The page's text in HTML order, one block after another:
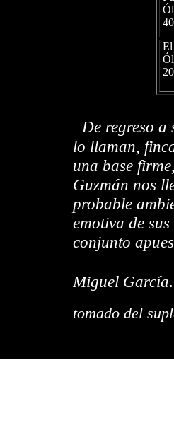
40
El
De regreso
lo llaman,
una base
Guzmán nos
probable
emotiva de
conjunto
Miguel García.
tomado del